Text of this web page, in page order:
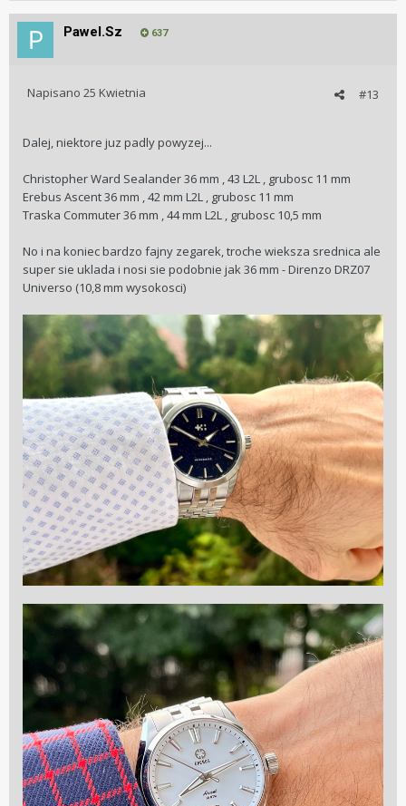
jest: https://theslenderwrist.com/orient-fab00009l-3-star-
review/. Niestety brak możliwości zatrzymania sekundnika
Pawel.Sz 637
#13
Napisano 25 Kwietnia
Dalej, niektore juz padly powyzej...
Christopher Ward Sealander 36 mm , 43 L2L , grubosc 11 mm
Erebus Ascent 36 mm , 42 mm L2L , grubosc 11 mm
Traska Commuter 36 mm , 44 mm L2L , grubosc 10,5 mm
No i na koniec bardzo fajny zegarek, troche wieksza srednica ale
super sie uklada i nosi sie podobnie jak 36 mm - Direnzo DRZ07
Universo (10,8 mm wysokosci)